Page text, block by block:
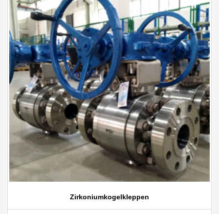
Zirkoniumkogelkleppen